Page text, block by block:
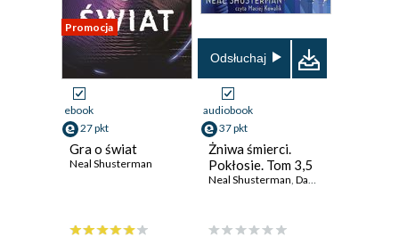
Promocja
ebook
27 pkt
Gra o świat
Neal Shusterman
Odsłuchaj
audiobook
37 pkt
Żniwa śmierci.
Pokłosie. Tom 3,5
Neal Shusterman, David Yoon